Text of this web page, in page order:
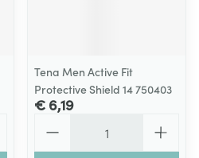
Tena Men Active Fit
Protective Shield 14 750403
€ 6,19